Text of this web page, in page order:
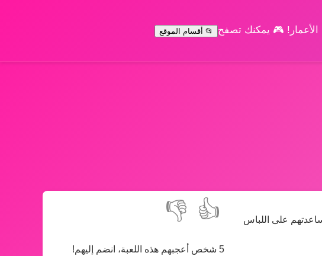
الأعمار! 🎮 يمكنك تصفح 📂 أقسام الموقع
👍
👎
5 شخص أعجبهم هذه اللعبة، انضم إليهم!
على اللباس